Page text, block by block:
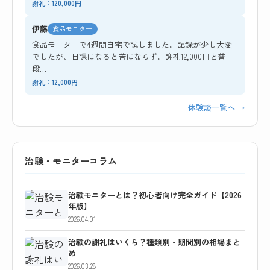
謝礼：120,000円
伊藤 食品モニター
食品モニターで4週間自宅で試しました。記録が少し大変
でしたが、日課になると苦にならず。謝礼12,000円と普
段…
謝礼：12,000円
体験談一覧へ →
治験・モニターコラム
治験モニターとは？初心者向け完全ガイド【2026
年版】
2026.04.01
治験の謝礼はいくら？種類別・期間別の相場まと
め
2026.03.28